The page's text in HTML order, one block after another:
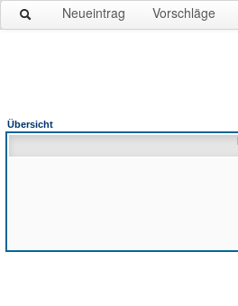
Neueintrag Vorschläge
Übersicht